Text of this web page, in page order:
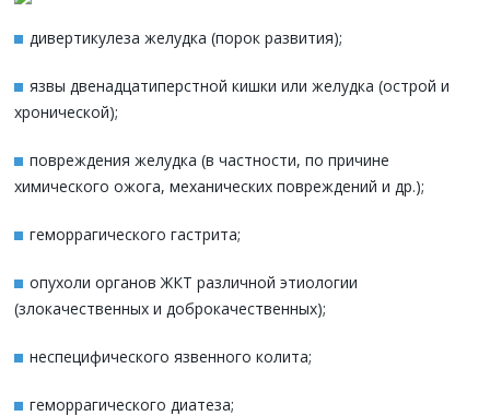
дивертикулеза желудка (порок развития);
язвы двенадцатиперстной кишки или желудка (острой и
хронической);
повреждения желудка (в частности, по причине
химического ожога, механических повреждений и др.);
геморрагического гастрита;
опухоли органов ЖКТ различной этиологии
(злокачественных и доброкачественных);
неспецифического язвенного колита;
геморрагического диатеза;